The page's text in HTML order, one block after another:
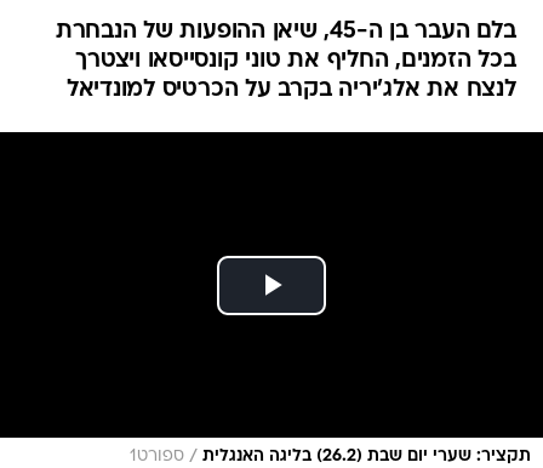
בלם העבר בן ה-45, שיאן ההופעות של הנבחרת
בכל הזמנים, החליף את טוני קונסייסאו ויצטרך
לנצח את אלג'יריה בקרב על הכרטיס למונדיאל
תקציר: שערי יום שבת (26.2) בליגה האנגלית / ספורט1